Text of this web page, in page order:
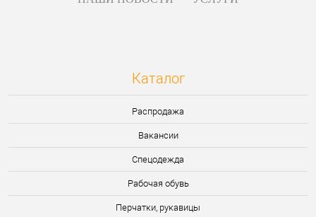
Каталог
Распродажа
Вакансии
Спецодежда
Рабочая обувь
Перчатки, рукавицы